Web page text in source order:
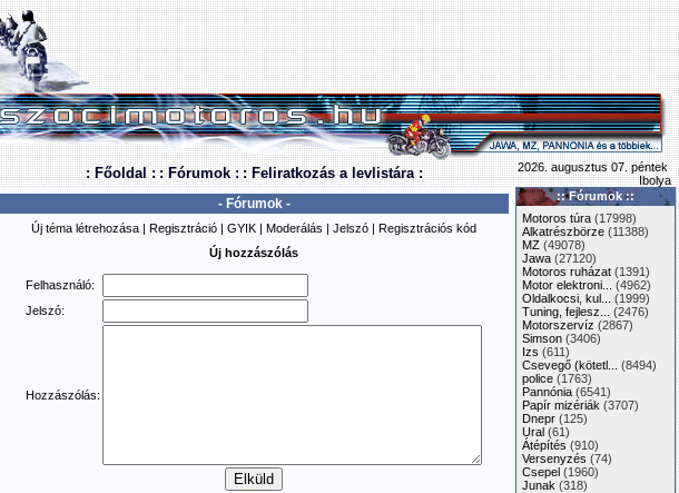
: Főoldal : : Fórumok : : Feliratkozás a levlistára :
2026. augusztus 07. péntek
Ibolya
- Fórumok -
Új téma létrehozása | Regisztráció | GYIK | Moderálás | Jelszó | Regisztrációs kód
Új hozzászólás
Felhasználó:
Jelszó:
Hozzászólás:
:: Fórumok ::
Motoros túra (17998)
Alkatrészbörze (11388)
MZ (49078)
Jawa (27120)
Motoros ruházat (1391)
Motor elektroni...
(4962)
Oldalkocsi, kul...
(1999)
Tuning, fejlesz...
(2476)
Motorszervíz (2867)
Simson (3406)
Izs (611)
Csevegő (kötetl...
(8494)
police (1763)
Pannónia (6541)
Papír mizériák (3707)
Dnepr (125)
Ural (61)
Átépítés (910)
Versenyzés (74)
Csepel (1960)
Junak (318)